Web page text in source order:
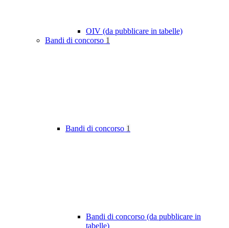
OIV (da pubblicare in tabelle)
Bandi di concorso 1
Bandi di concorso 1
Bandi di concorso (da pubblicare in
tabelle)